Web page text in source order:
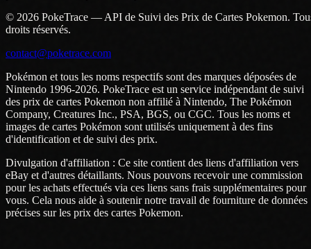
© 2026 PokeTrace — API de Suivi des Prix de Cartes Pokemon.
droits réservés.
contact@poketrace.com
Pokémon et tous les noms respectifs sont des marques déposées de
Nintendo 1996-2026. PokeTrace est un service indépendant de suivi
des prix de cartes Pokemon non affilié à Nintendo, The Pokémon
Company, Creatures Inc., PSA, BGS, ou CGC. Tous les noms et
images de cartes Pokémon sont utilisés uniquement à des fins
d'identification et de suivi des prix.
Divulgation d'affiliation : Ce site contient des liens d'affiliation vers
eBay et d'autres détaillants. Nous pouvons recevoir une commission
pour les achats effectués via ces liens sans frais supplémentaires pour
vous. Cela nous aide à soutenir notre travail de fourniture de données
précises sur les prix des cartes Pokemon.